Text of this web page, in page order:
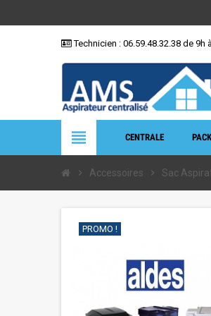
Technicien : 06.59.48.32.38 de 9h
view_headline CENTRALE
chevron_right Accessoires chevron_right Sac
PROMO !